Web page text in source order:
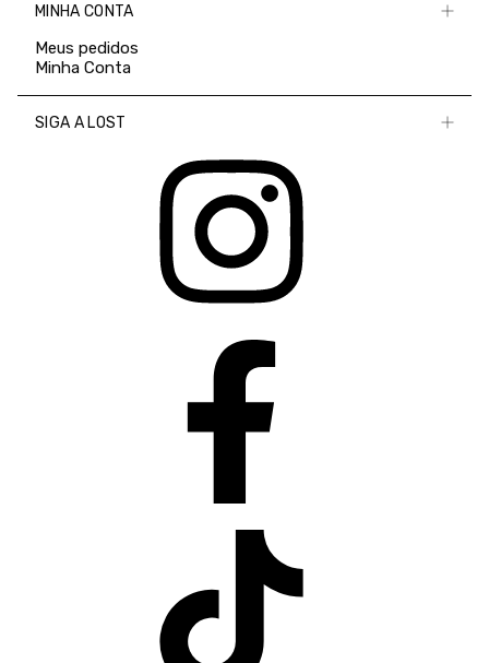
MINHA CONTA
Meus pedidos
Minha Conta
SIGA A LOST